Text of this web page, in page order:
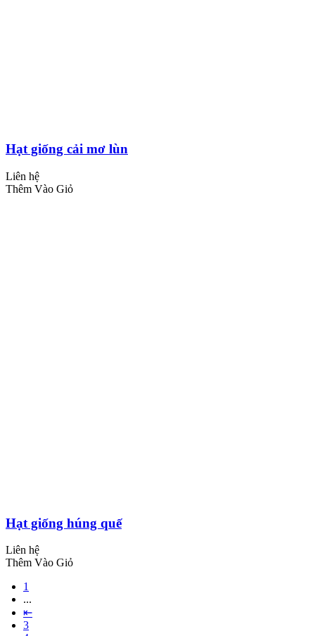
Hạt giống cải mơ lùn
Liên hệ
Thêm Vào Giỏ
Hạt giống húng quế
Liên hệ
Thêm Vào Giỏ
1
...
⇤
3